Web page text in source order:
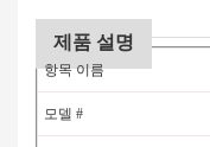
제품 설명
항목 이름
모델 #